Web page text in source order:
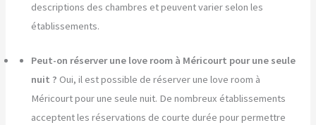
descriptions des chambres et peuvent varier selon les
établissements.
Peut-on réserver une love room à Méricourt pour une seule
nuit ? Oui, il est possible de réserver une love room à
Méricourt pour une seule nuit. De nombreux établissements
acceptent les réservations de courte durée pour permettre